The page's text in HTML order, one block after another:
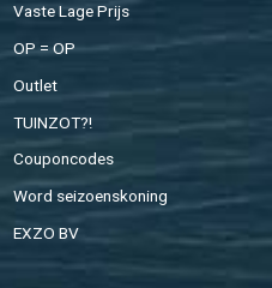
Vaste Lage Prijs
OP = OP
Out­let
TUIN­ZOT?!
Cou­pon­co­des
Word sei­zoens­ko­ning
EXZO BV